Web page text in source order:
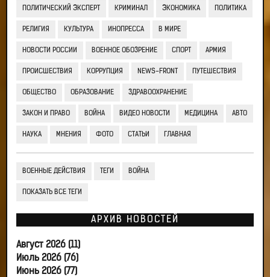
ПОЛИТИЧЕСКИЙ ЭКСПЕРТ КРИМИНАЛ ЭКОНОМИКА ПОЛИТИКА
РЕЛИГИЯ КУЛЬТУРА ИНОПРЕССА В МИРЕ
НОВОСТИ РОССИИ ВОЕННОЕ ОБОЗРЕНИЕ СПОРТ АРМИЯ
ПРОИСШЕСТВИЯ КОРРУПЦИЯ NEWS-FRONT ПУТЕШЕСТВИЯ
ОБЩЕСТВО ОБРАЗОВАНИЕ ЗДРАВООХРАНЕНИЕ
ЗАКОН И ПРАВО ВОЙНА ВИДЕО НОВОСТИ МЕДИЦИНА АВТО
НАУКА МНЕНИЯ ФОТО СТАТЬИ ГЛАВНАЯ
ВОЕННЫЕ ДЕЙСТВИЯ ТЕГИ ВОЙНА
ПОКАЗАТЬ ВСЕ ТЕГИ
АРХИВ НОВОСТЕЙ
Август 2026 (11)
Июль 2026 (76)
Июнь 2026 (77)